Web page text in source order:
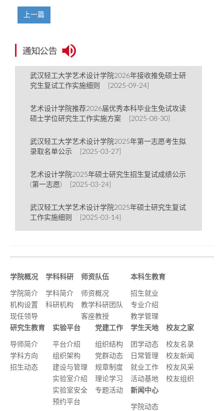
上一篇
武汉轻工大学艺术设计学院2026年接收推免硕士研
究生复试工作实施细则 [2025-09-24]
艺术设计学院推荐2026届优秀本科毕业生免试攻读
硕士学位研究生工作实施方案 [2025-08-30]
武汉轻工大学艺术设计学院2025年第一志愿考生拟
录取名单公示 [2025-03-27]
艺术设计学院2025年硕士研究生招生复试成绩公示
(第一志愿) [2025-03-24]
武汉轻工大学艺术设计学院2025年硕士研究生复试
工作实施细则 [2025-03-14]
学院概况
学院简介
机构设置
现任领导
学科科研
学科简介
科研机构
师资队伍
师资概况
教学科研团队
客座教授
本科生教育
招生就业
专业介绍
教学管理
研究生教育
导师简介
学科方向
招生动态
实验平台
平台介绍
组织架构
建设与管理
实验室介绍
实验室安全
预约平台
党建工作
组织结构
党群动态
规章制度
理论学习
专题活动
学生天地
团学动态
日常管理
就业工作
活动基地
校友之家
校友名录
校友新闻
校友风采
校友组织
新闻中心
学院动态